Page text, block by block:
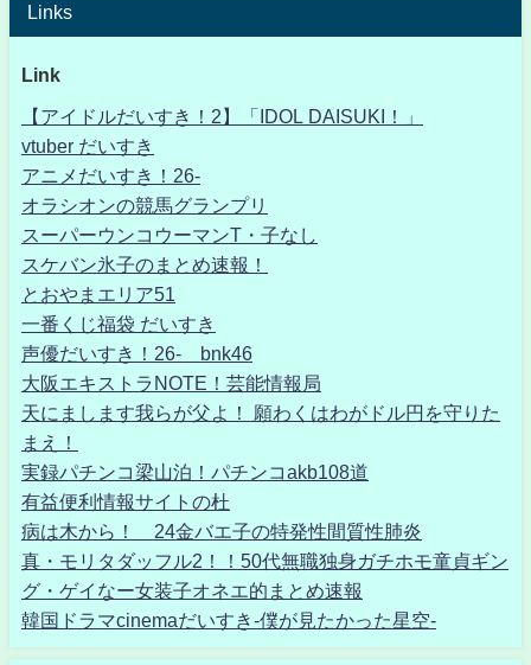
Links
Link
【アイドルだいすき！2】「IDOL DAISUKI！」
vtuber だいすき
アニメだいすき！26-
オラシオンの競馬グランプリ
スーパーウンコウーマンT・子なし
スケバン氷子のまとめ速報！
とおやまエリア51
一番くじ福袋 だいすき
声優だいすき！26- bnk46
大阪エキストラNOTE！芸能情報局
天にまします我らが父よ！ 願わくはわがドル円を守りた
まえ！
実録パチンコ梁山泊！パチンコakb108道
有益便利情報サイトの杜
病は木から！ 24金バエ子の特発性間質性肺炎
真・モリタダッフル2！！50代無職独身ガチホモ童貞ギン
グ・ゲイなー女装子オネエ的まとめ速報
韓国ドラマcinemaだいすき-僕が見たかった星空-